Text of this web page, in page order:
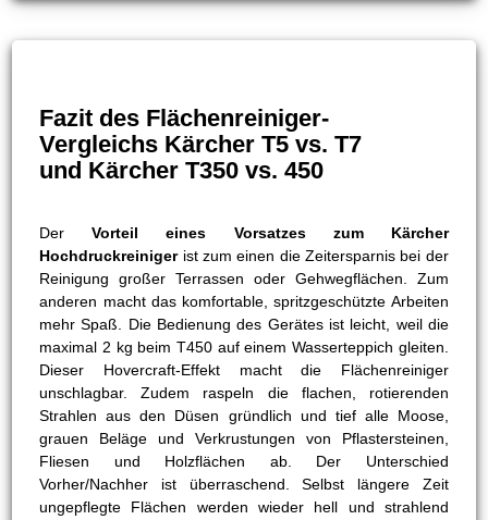
Fazit des Flächenreiniger-
Vergleichs Kärcher T5 vs. T7
und Kärcher T350 vs. 450
DerVorteil eines Vorsatzes zum Kärcher
Hochdruckreinigerist zum einen die Zeitersparnis bei der
Reinigung großer Terrassen oder Gehwegflächen. Zum
anderen macht das komfortable, spritzgeschützte Arbeiten
mehr Spaß. Die Bedienung des Gerätes ist leicht, weil die
maximal 2 kg beim T450 auf einem Wasserteppich gleiten.
Dieser Hovercraft-Effekt macht die Flächenreiniger
unschlagbar. Zudem raspeln die flachen, rotierenden
Strahlen aus den Düsen gründlich und tief alle Moose,
grauen Beläge und Verkrustungen von Pflastersteinen,
Fliesen und Holzflächen ab. Der Unterschied
Vorher/Nachher ist überraschend. Selbst längere Zeit
ungepflegte Flächen werden wieder hell und strahlend